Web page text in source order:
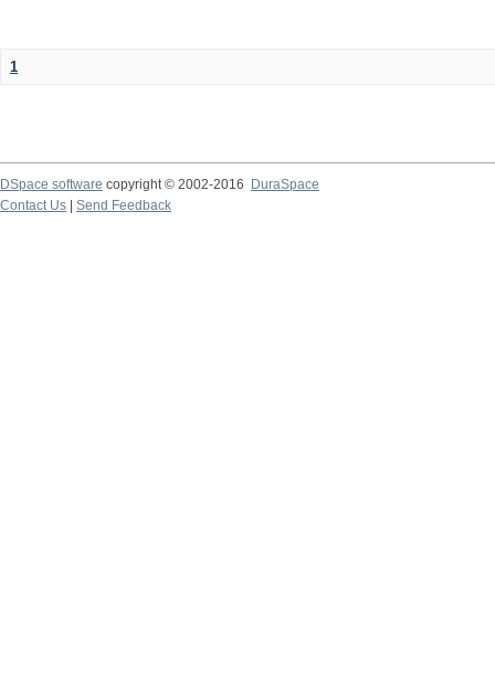
1
DSpace software copyright © 2002-2016
DuraSpace
Contact Us
Send Feedback